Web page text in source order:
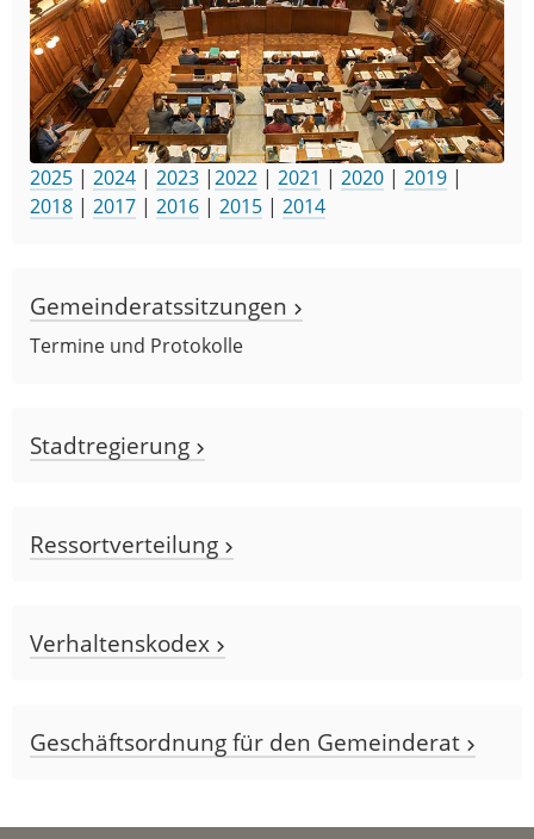
2025 | 2024 | 2023 |2022 | 2021 | 2020 | 2019 |
2018 | 2017 | 2016 | 2015 | 2014
Gemeinderatssitzungen
Termine und Protokolle
Stadtregierung
Ressortverteilung
Verhaltenskodex
Geschäftsordnung für den Gemeinderat